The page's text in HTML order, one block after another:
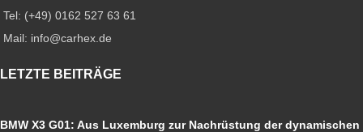
Tel: (+49) 0162 527 63 61
Mail: info@carhex.de
LETZTE BEITRÄGE
BMW X3 G01: Aus Luxemburg zur Nachrüstung der dynamischen